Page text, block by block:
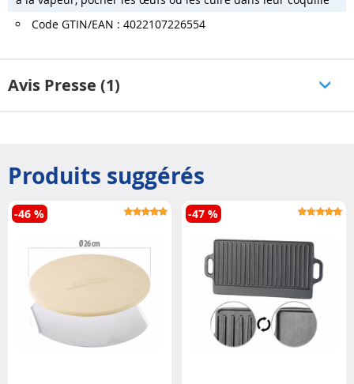
Code GTIN/EAN : 4022107226554
Avis Presse (1)
Produits suggérés
-46 % -47 %